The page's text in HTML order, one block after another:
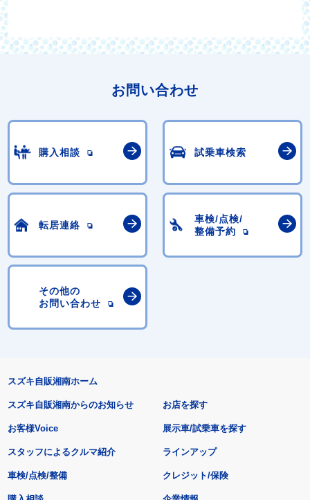
お問い合わせ
購入相談 試乗車検索
転居連絡
車検/点検/
整備予約
その他の
お問い合わせ
スズキ自販湘南ホーム
スズキ自販湘南からのお知らせ
お客様Voice
スタッフによるクルマ紹介
お店を探す
展示車/試乗車を探す
ラインアップ
車検/点検/整備 クレジット/保険